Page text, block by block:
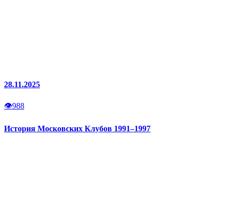
28.11.2025
👁988
История Московских Клубов 1991–1997